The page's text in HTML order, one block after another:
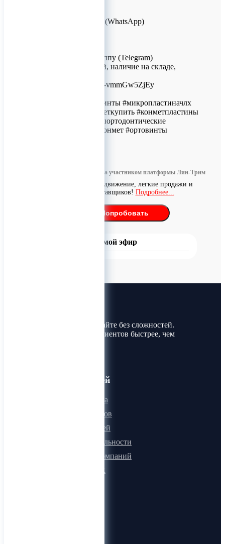
+7 (926) 209-09-94 (WhatsApp)
Приглашаем в группу (Telegram)
выкладка новостей, наличие на складе,
https://t.me/+Gby76-vmmGw5ZjEy
#конмет #конметвинты #микропластиначлх
#конметчлх #конметкупить #конметпластины
#винтычлх #винтыортодонтические
#миниимплантатконмет #ортовинты
Информация размещена участником платформы Лин-Трим
Бесплатное продвижение, легкие продажи и
поиск поставщиков! Подробнее...
Попробовать
Прямой эфир
Покупайте и продавайте без сложностей.
Найдите товары и клиентов быстрее, чем
Для пользователей
Онлайн визитка
Для поставщиков
Для покупателей
Программа лояльности
Микроблоги компаний
Быстрый поиск